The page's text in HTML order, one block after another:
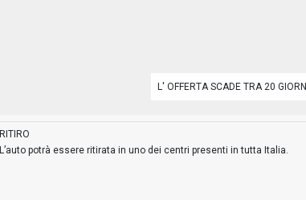
L' OFFERTA SCADE TRA 20 GIORNI
RITIRO
L’auto potrà essere ritirata in uno dei centri presenti in tutta Italia.